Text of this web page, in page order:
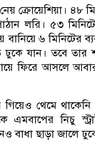
ক্রোয়েশিয়া। ৪৮
পাঠান লরি। ৫৩
৬ মিনিটের
ঢুকে যান। তবে
ফিরে আসলে
থেমে থাকেনি
এমবাপের নিচু
বাধা ছাড়া জালে